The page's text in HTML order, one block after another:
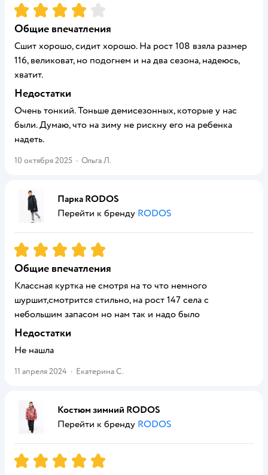
Рейтинг:4
Общие впечатления
Сшит хорошо, сидит хорошо. На рост 108 взяла размер
116, великоват, но подогнем и на два сезона, надеюсь,
хватит.
Недостатки
Очень тонкий. Тоньше демисезонных, которые у нас
были. Думаю, что на зиму не рискну его на ребенка
надеть.
10 октября 2025 · Ольга Л.
Парка RODOS
Перейти к бренду RODOS
Рейтинг:5
Общие впечатления
Классная куртка не смотря на то что немного
шуршит,смотрится стильно, на рост 147 села с
небольшим запасом но нам так и надо было
Недостатки
Не нашла
11 апреля 2024 · Екатерина С.
Костюм зимний RODOS
Перейти к бренду RODOS
Рейтинг:5